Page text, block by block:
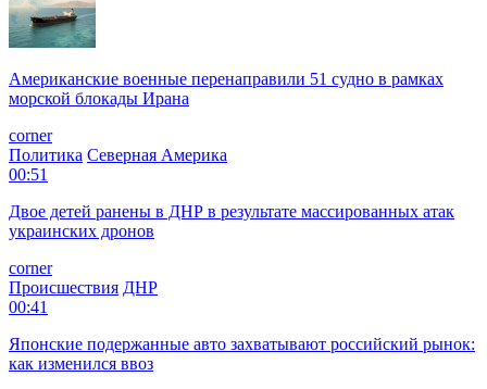
Американские военные перенаправили 51 судно в рамках
морской блокады Ирана
corner
Политика Северная Америка
00:51
Двое детей ранены в ДНР в результате массированных атак
украинских дронов
corner
Происшествия ДНР
00:41
Японские подержанные авто захватывают российский рынок:
как изменился ввоз